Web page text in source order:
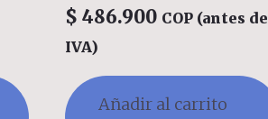
$ 486.900 COP (antes de
IVA)
Añadir al carrito